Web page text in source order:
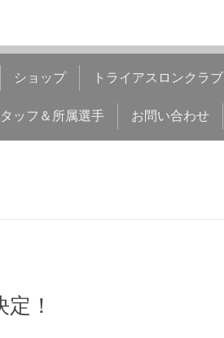
ショップ トライアスロンクラブ
ッフ＆所属選手 お問い合わせ
！